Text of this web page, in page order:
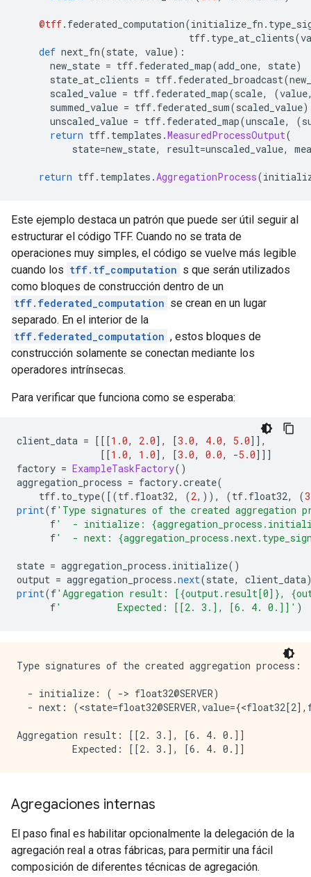
@tff. federated_computation(initialize_fn .
tff. type_at_clients(
def next_fn(state, value):
new_state = tff. federated_map(add_one, state)
state_at_clients = tff. federated_broadcast(
scaled_value = tff. federated_map(scale, (value
summed_value = tff. federated_sum(scaled_value)
unscaled_value = tff. federated_map(unscale, (
return tff. templates .MeasuredProcessOutput(
state=new_state, result=unscaled_value,
return tff. templates .AggregationProcess(
Este ejemplo destaca un patrón que puede ser útil seguir al
estructurar el código TFF. Cuando no se trata de
operaciones muy simples, el código se vuelve más legible
cuando los tff.tf_computation s que serán utilizados
como bloques de construcción dentro de un
tff.federated_computation se crean en un lugar
separado. En el interior de la
tff.federated_computation , estos bloques de
construcción solamente se conectan mediante los
operadores intrínsecas.
Para verificar que funciona como se esperaba:
client_data = [[[1.0, 2.0], [3.0, 4.0, 5.0]],
[[1.0, 1.0], [3.0, 0.0, -5.0]]]
factory = ExampleTaskFactory()
aggregation_process = factory.create(
tff. to_type([(tf. float32, (2,)), (tf. float32, (3
print(f'Type signatures of the created aggregation
f'  - initialize:
f'  - next:
state = aggregation_process . initialize()
output = aggregation_process .next(state, client_data
print(f'Aggregation result: [{output.result[0]},
f'          Expected: [[2. 3.], [6. 4. 0.]]' )
Type signatures of the created aggregation process:
  - initialize: ( -> float32@SERVER)
- next:
Aggregation result: [[2. 3.], [6. 4. 0.]]
Agregaciones internas
El paso final es habilitar opcionalmente la delegación de la
agregación real a otras fábricas, para permitir una fácil
composición de diferentes técnicas de agregación.